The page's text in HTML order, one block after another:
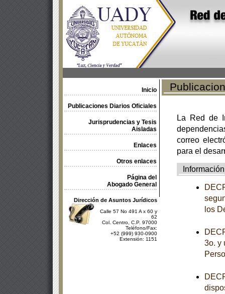
Inicio
Publicaciones Diarios Oficiales
Jurisprudencias y Tesis
Aisladas
Enlaces
Otros enlaces
Página del
Abogado General
Dirección de Asuntos Jurídicos
Calle 57 No 491 A x 60 y
62
Col. Centro, C.P. 97000
Teléfono/Fax:
+52 (999) 930-0900
Extensión: 1151
La Red de
correo
para el
Información
los
3o. y